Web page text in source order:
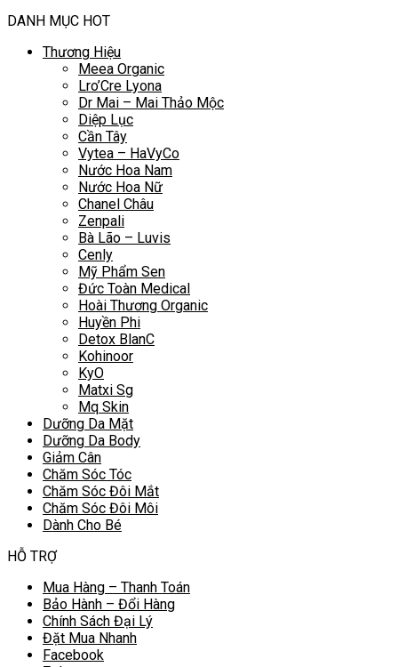
DANH MỤC HOT
Thương Hiệu
Meea Organic
Lro’Cre Lyona
Dr Mai – Mai Thảo Mộc
Diệp Lục
Cần Tây
Vytea – HaVyCo
Nước Hoa Nam
Nước Hoa Nữ
Chanel Châu
Zenpali
Bà Lão – Luvis
Cenly
Mỹ Phẩm Sen
Đức Toàn Medical
Hoài Thương Organic
Huyền Phi
Detox BlanC
Kohinoor
KyO
Matxi Sg
Mq Skin
Dưỡng Da Mặt
Dưỡng Da Body
Giảm Cân
Chăm Sóc Tóc
Chăm Sóc Đôi Mắt
Chăm Sóc Đôi Môi
Dành Cho Bé
HỖ TRỢ
Mua Hàng – Thanh Toán
Bảo Hành – Đổi Hàng
Chính Sách Đại Lý
Đặt Mua Nhanh
Facebook